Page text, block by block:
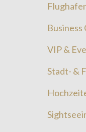
VIP &
Stadt- &